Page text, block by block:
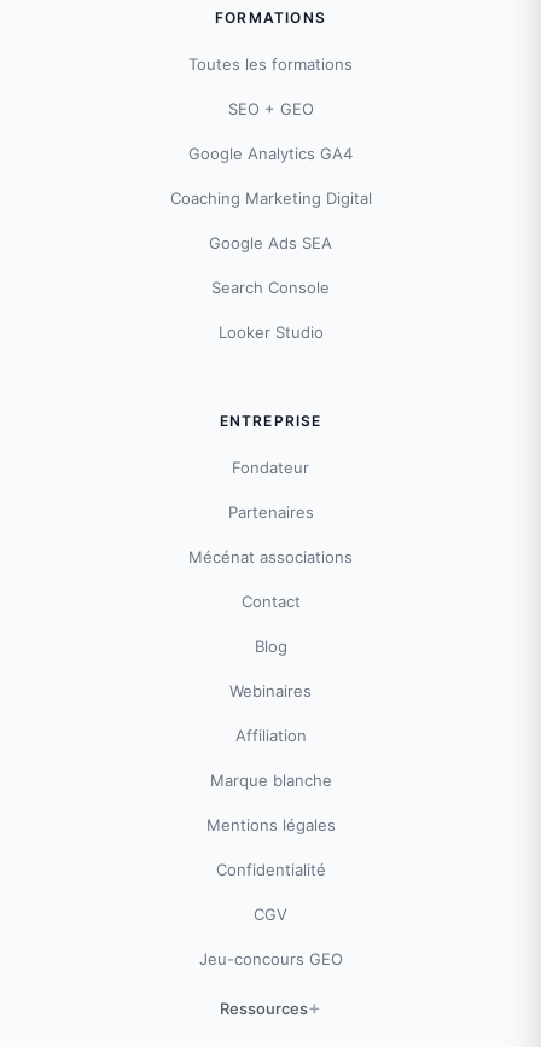
FORMATIONS
Toutes les formations
SEO + GEO
Google Analytics GA4
Coaching Marketing Digital
Google Ads SEA
Search Console
Looker Studio
ENTREPRISE
Fondateur
Partenaires
Mécénat associations
Contact
Blog
Webinaires
Affiliation
Marque blanche
Mentions légales
Confidentialité
CGV
Jeu-concours GEO
Ressources